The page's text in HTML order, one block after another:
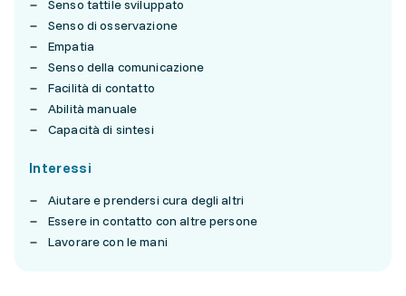
Senso tattile sviluppato
Senso di osservazione
Empatia
Senso della comunicazione
Facilità di contatto
Abilità manuale
Capacità di sintesi
Interessi
Aiutare e prendersi cura degli altri
Essere in contatto con altre persone
Lavorare con le mani